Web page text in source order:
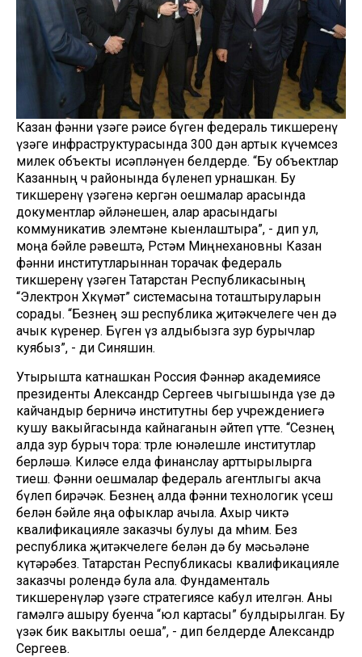
Казан фәнни үзәге рәисе бүген федераль тикшеренү
үзәге инфраструктурасында 300 дән артык күчемсез
милек объекты исәпләнүен белдерде. “Бу объектлар
Казанның өч районында бүленеп урнашкан. Бу
тикшеренү үзәгенә кергән оешмалар арасында
документлар әйләнешен, алар арасындагы
коммуникатив элемтәне кыенлаштыра”, - дип ул,
моңа бәйле рәвештә, Рөстәм Миңнехановны Казан
фәнни институтларыннан торачак федераль
тикшеренү үзәген Татарстан Республикасының
“Электрон Хөкүмәт” системасына тоташтыруларын
сорады. “Безнең эш республика җитәкчелеге өчен дә
ачык күренер. Бүген үз алдыбызга зур бурычлар
куябыз”, - ди Синяшин.
Утырышта катнашкан Россия Фәннәр академиясе
президенты Александр Сергеев чыгышында үзе дә
кайчандыр берничә институтны бер учреждениегә
кушу вакыйгасында кайнаганын әйтеп үтте. “Сезнең
алда зур бурыч тора: төрле юнәлешле институтлар
берләшә. Киләсе елда финанслау арттырылырга
тиеш. Фәнни оешмалар федераль агентлыгы акча
бүлеп бирәчәк. Безнең алда фәнни технологик үсеш
белән бәйле яңа офыклар ачыла. Ахыр чиктә
квалификацияле заказчы булуы да мөһим. Без
республика җитәкчелеге белән дә бу мәсьәләне
күтәрәбез. Татарстан Республикасы квалификацияле
заказчы ролендә була ала. Фундаменталь
тикшеренүләр үзәге стратегиясе кабул ителгән. Аны
гамәлгә ашыру буенча “юл картасы” булдырылган. Бу
үзәк бик вакытлы оеша”, - дип белдерде Александр
Сергеев.